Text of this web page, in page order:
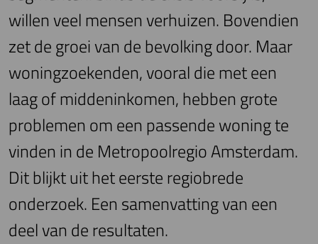
willen veel mensen verhuizen. Bovendien
zet de groei van de bevolking door. Maar
woningzoekenden, vooral die met een
laag of middeninkomen, hebben grote
problemen om een passende woning te
vinden in de Metropoolregio Amsterdam.
Dit blijkt uit het eerste regiobrede
onderzoek. Een samenvatting van een
deel van de resultaten.